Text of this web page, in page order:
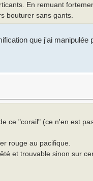
En remuant
bouturer sans gants.
que j'ai manipulée
ce "corail" (ce n'en est
rouge au pacifique.
et trouvable sinon sur